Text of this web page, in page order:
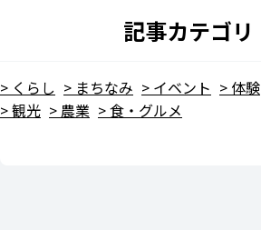
記事カテゴリ
くらし まちなみ イベント 体験
観光
農業 食・グルメ